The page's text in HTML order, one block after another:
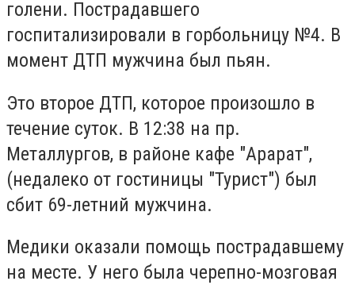
голени. Пострадавшего
госпитализировали в горбольницу №4. В
момент ДТП мужчина был пьян.
Это второе ДТП, которое произошло в
течение суток. В 12:38 на пр.
Металлургов, в районе кафе "Арарат",
(недалеко от гостиницы "Турист") был
сбит 69-летний мужчина.
Медики оказали помощь пострадавшему
на месте. У него была черепно-мозговая